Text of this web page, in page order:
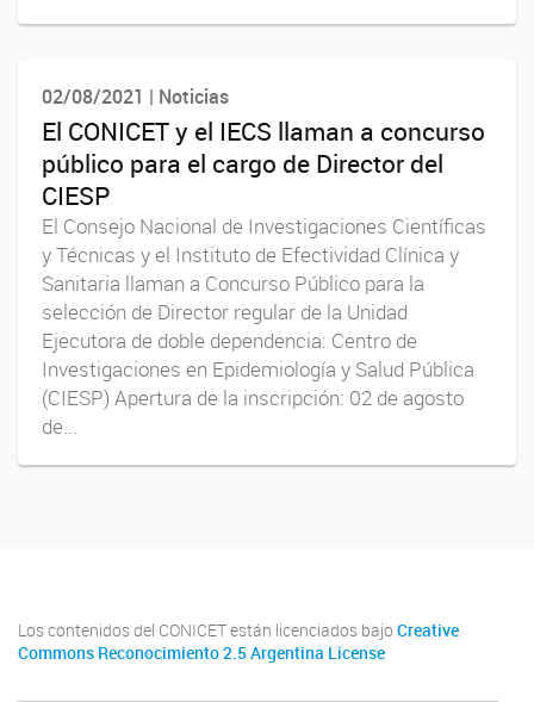
02/08/2021 | Noticias
El CONICET y el IECS llaman a concurso
público para el cargo de Director del
CIESP
El Consejo Nacional de Investigaciones Científicas
y Técnicas y el Instituto de Efectividad Clínica y
Sanitaria llaman a Concurso Público para la
selección de Director regular de la Unidad
Ejecutora de doble dependencia: Centro de
Investigaciones en Epidemiología y Salud Pública
(CIESP) Apertura de la inscripción: 02 de agosto
de...
Los contenidos del CONICET están licenciados bajo Creative
Commons Reconocimiento 2.5 Argentina License